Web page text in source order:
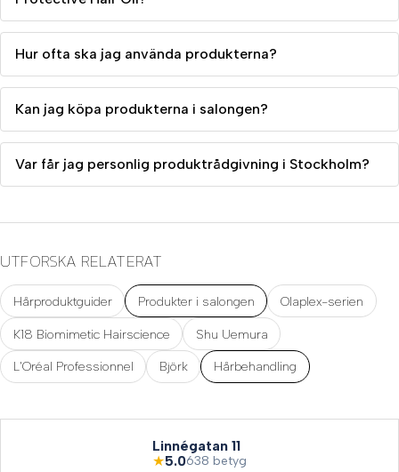
Hur ofta ska jag använda produkterna?
Kan jag köpa produkterna i salongen?
Var får jag personlig produktrådgivning i Stockholm?
UTFORSKA RELATERAT
Hårproduktguider Produkter i salongen Olaplex-serien
K18 Biomimetic Hairscience Shu Uemura
L'Oréal Professionnel Björk Hårbehandling
Linnégatan 11
★5.0638 betyg